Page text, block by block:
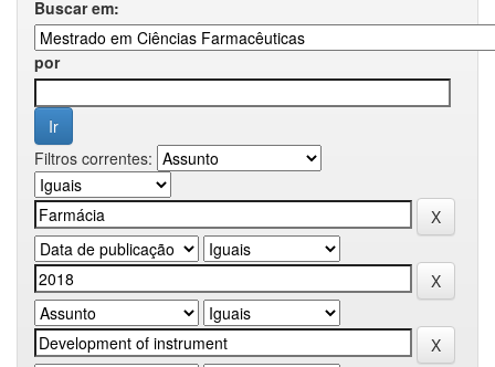
Buscar em:
por
Filtros correntes: